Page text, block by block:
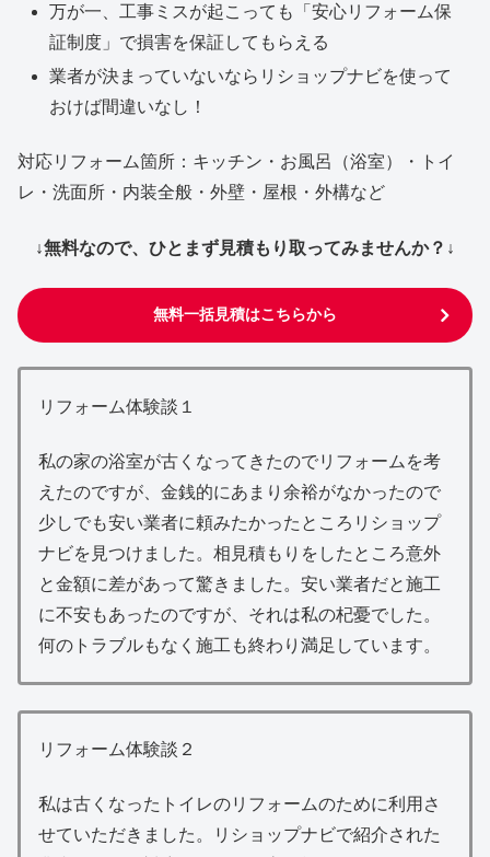
万が一、工事ミスが起こっても「安心リフォーム保
証制度」で損害を保証してもらえる
業者が決まっていないならリショップナビを使って
おけば間違いなし！
対応リフォーム箇所：キッチン・お風呂（浴室）・トイ
レ・洗面所・内装全般・外壁・屋根・外構など
↓無料なので、ひとまず見積もり取ってみませんか？↓
無料一括見積はこちらから
リフォーム体験談１
私の家の浴室が古くなってきたのでリフォームを考
えたのですが、金銭的にあまり余裕がなかったので
少しでも安い業者に頼みたかったところリショップ
ナビを見つけました。相見積もりをしたところ意外
と金額に差があって驚きました。安い業者だと施工
に不安もあったのですが、それは私の杞憂でした。
何のトラブルもなく施工も終わり満足しています。
リフォーム体験談２
私は古くなったトイレのリフォームのために利用さ
せていただきました。リショップナビで紹介された